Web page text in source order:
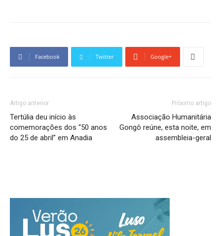
Facebook Twitter Google+
Artigo anterior
Tertúlia deu início às
comemorações dos “50 anos
do 25 de abril” em Anadia
Próximo artigo
Associação Humanitária
Gongô reúne, esta noite, em
assembleia-geral